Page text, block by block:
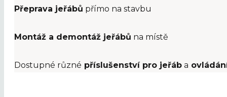
Přeprava jeřábů přímo na stavbu
Montáž a demontáž jeřábů na místě
Dostupné různé příslušenství pro jeřáb a